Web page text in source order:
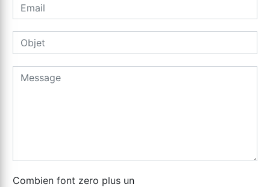
Combien font zero plus un